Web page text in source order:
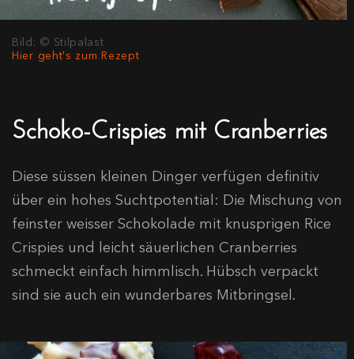
Bild: © Stilpalast
Hier geht's zum Rezept
Schoko-Crispies mit Cranberries
Diese süssen kleinen Dinger verfügen definitiv
über ein hohes Suchtpotential: Die Mischung von
feinster weisser Schokolade mit knusprigen Rice
Crispies und leicht säuerlichen Cranberries
schmeckt einfach himmlisch. Hübsch verpackt
sind sie auch ein wunderbares Mitbringsel.